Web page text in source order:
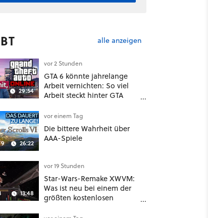
alle anzeigen
29:54
vor 2 Stunden
GTA 6 könnte jahrelange
Arbeit vernichten: So viel
Arbeit steckt hinter GTA
26:22
vor einem Tag
Die bittere Wahrheit über
AAA-Spiele
13:48
vor 19 Stunden
Star-Wars-Remake XWVM:
Was ist neu bei einem der
größten kostenlosen